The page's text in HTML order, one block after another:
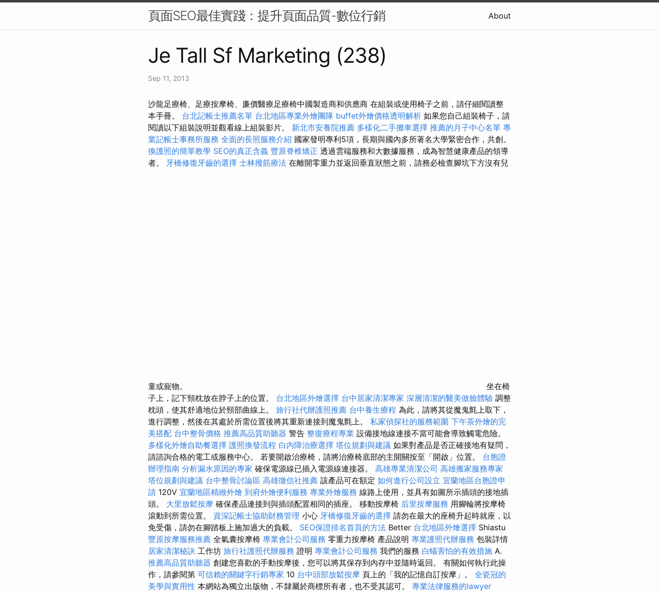
頁面SEO最佳實踐：提升頁面品質-數位行銷 About
Je Tall Sf Marketing (238)
Sep 11, 2013
沙龍足療椅、足療按摩椅、廉價醫療足療椅中國製造商和供應商 在組裝或使用椅子之前，請仔細閱讀整
本手冊。 台北記帳士推薦名單 台北地區專業外燴團隊 buffet外燴價格透明解析 如果您自己組裝椅子，請
閱讀以下組裝說明並觀看線上組裝影片。 新北市安養院推薦 多樣化二手攤車選擇 推薦的月子中心名單 專
業記帳士事務所服務 全面的長照服務介紹 國家發明專利5項，長期與國內多所著名大學緊密合作，共創。
換護照的簡單教學 SEO的真正含義 豐原脊椎矯正 透過雲端服務和大數據服務，成為智慧健康產品的領導
者。 牙橋修復牙齒的選擇 士林撥筋療法 在離開零重力並返回垂直狀態之前，請務必檢查腳坑下方沒有兒
童或寵物。
坐在椅
子上，記下頸枕放在脖子上的位置。 台北地區外燴選擇 台中居家清潔專家 深層清潔的醫美做臉體驗 調整
枕頭，使其舒適地位於頸部曲線上。 旅行社代辦護照推薦 台中養生療程 為此，請將其從魔鬼氈上取下，
進行調整，然後在其處於所需位置後將其重新連接到魔鬼氈上。 私家偵探社的服務範圍 下午茶外燴的完
美搭配 台中整骨價格 推薦高品質助聽器 警告 整復療程專業 設備接地線連接不當可能會導致觸電危險。
多樣化外燴自助餐選擇 護照換發流程 白內障治療選擇 塔位規劃與建議 如果對產品是否正確接地有疑問，
請諮詢合格的電工或服務中心。 若要開啟治療椅，請將治療椅底部的主開關按至「開啟」位置。 台胞證
辦理指南 分析漏水原因的專家 確保電源線已插入電源線連接器。 高雄專業清潔公司 高雄搬家服務專家
塔位規劃與建議 台中整骨討論區 高雄徵信社推薦 該產品可在額定 如何進行公司設立 宜蘭地區台胞證申
請 120V 宜蘭地區精緻外燴 到府外燴便利服務 專業外燴服務 線路上使用，並具有如圖所示插頭的接地插
頭。 大里放鬆按摩 確保產品連接到與插頭配置相同的插座。 移動按摩椅 后里按摩服務 用腳輪將按摩椅
滾動到所需位置。 資深記帳士協助財務管理 小心 牙橋修復牙齒的選擇 請勿在最大的座椅升起時就座，以
免受傷，請勿在腳踏板上施加過大的負載。 SEO保證排名首頁的方法 Better 台北地區外燴選擇 Shiastu
豐原按摩服務推薦 全氣囊按摩椅 專業會計公司服務 零重力按摩椅 產品說明 專業護照代辦服務 包裝詳情
居家清潔秘訣 工作坊 旅行社護照代辦服務 證明 專業會計公司服務 我們的服務 白蟻害怕的有效措施 A.
推薦高品質助聽器 創建您喜歡的手動按摩後，您可以將其保存到內存中並隨時返回。 有關如何執行此操
作，請參閱第 可信賴的關鍵字行銷專家 10 台中頭部放鬆按摩 頁上的「我的記憶自訂按摩」。 全瓷冠的
美學與實用性 本網站為獨立出版物，不隸屬於商標所有者，也不受其認可。 專業法律服務的lawyer